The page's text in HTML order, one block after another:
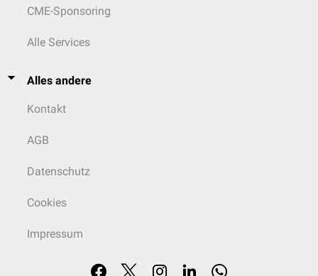
CME-Sponsoring
Alle Services
Alles andere
Kontakt
AGB
Datenschutz
Cookies
Impressum